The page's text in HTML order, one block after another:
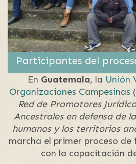
Participantes del
En Guatemala, la Unión
Organizaciones Campesinas
Red de Promotores
Ancestrales en defensa de
humanos y los territorios
marcha el primer proceso de
con la capacitación